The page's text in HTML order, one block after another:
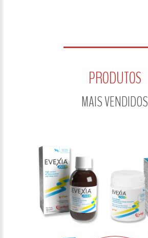
PRODUTOS
MAIS VENDIDOS